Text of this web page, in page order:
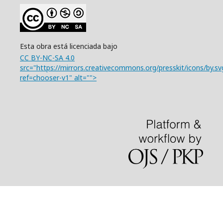
Esta obra está licenciada bajo
CC BY-NC-SA 4.0
src="https://mirrors.creativecommons.org/presskit/icons/
ref=chooser-v1" alt="">